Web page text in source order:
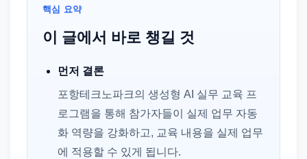
핵심 요약
이 글에서 바로 챙길 것
먼저 결론
포항테크노파크의 생성형 AI 실무 교육 프
로그램을 통해 참가자들이 실제 업무 자동
화 역량을 강화하고, 교육 내용을 실제 업무
에 적용할 수 있게 됩니다.